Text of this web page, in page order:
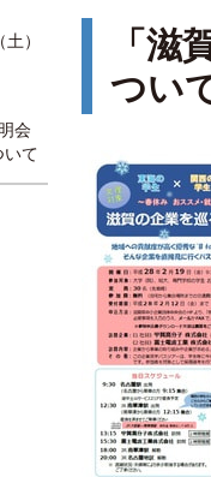
「滋
つい
）
会
いて